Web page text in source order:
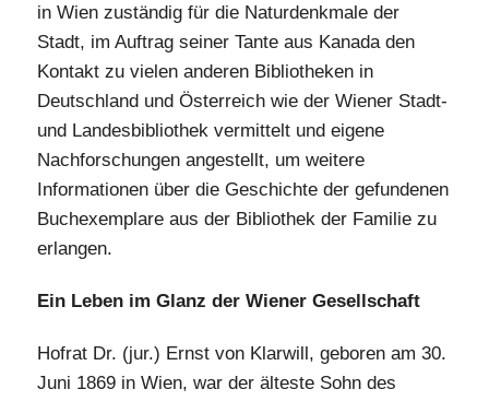
in Wien zuständig für die Naturdenkmale der
Stadt, im Auftrag seiner Tante aus Kanada den
Kontakt zu vielen anderen Bibliotheken in
Deutschland und Österreich wie der Wiener Stadt-
und Landesbibliothek vermittelt und eigene
Nachforschungen angestellt, um weitere
Informationen über die Geschichte der gefundenen
Buchexemplare aus der Bibliothek der Familie zu
erlangen.
Ein Leben im Glanz der Wiener Gesellschaft
Hofrat Dr. (jur.) Ernst von Klarwill, geboren am 30.
Juni 1869 in Wien, war der älteste Sohn des